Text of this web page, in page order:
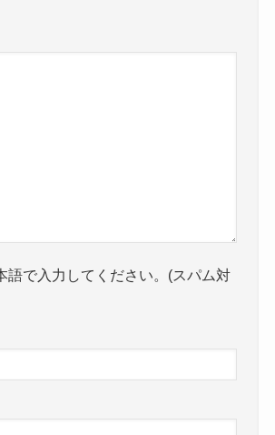
語で入力してください。(スパム対